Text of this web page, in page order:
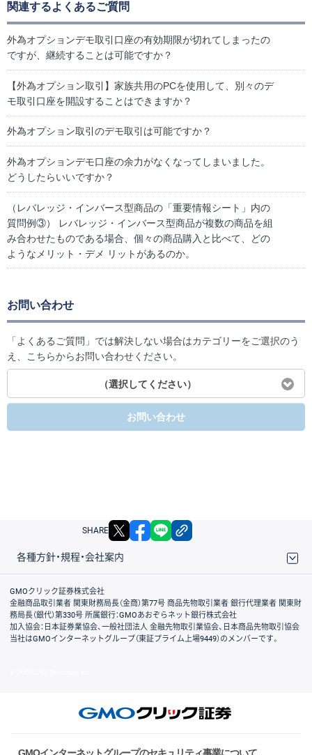
関連するよくあるご質問
外為オプションデモ取引口座の有効期限が切れてしまったの
ですが、継続することは可能ですか？
【外為オプション取引】家族共用のPCを使用して、別々のデ
モ取引口座を開設することはできますか？
外為オプション取引のデモ取引は可能ですか？
外為オプションデモ口座の余力がなくなってしまいました。
どうしたらいいですか？
（レバレッジ・インバース型商品の「重要情報シート」内の
質問例③） レバレッジ・インバース型商品が複数の商品を組
み合わせたものである場合、個々の商品購入と比べて、どの
ようなメリット・デメ リットがあるのか。
お問い合わせ
「よくあるご質問」では解決しない場合はカテゴリーをご選択のう
え、こちらからお問い合わせください。
（選択してください）
お問い合わせ
SHARE X facebook
各種方針・規程・会社案内
取引規程・約款
サイトマップ
その他のご案内
個人情報保護方針
最良執行方針
サイトのご利用について
ディスクレイマー
信託保全
リスク説明
会社案内
GMOクリック証券株式会社
金融商品取引業者 関東財務局長（金商）第77号 商品先物取引業者 銀行代理業者 関東財
務局長（銀代）第330号 所属銀行：GMOあおぞらネット銀行株式会社
加入協会：日本証券業協会、一般社団法人 金融先物取引業協会、日本商品先物取引協会
当社はGMOインターネットグループ（東証プライム上場9449）のメンバーです。